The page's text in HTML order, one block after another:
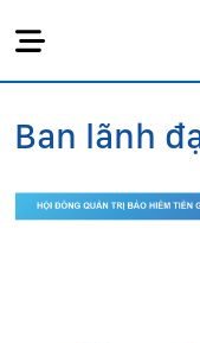
Ban lãnh